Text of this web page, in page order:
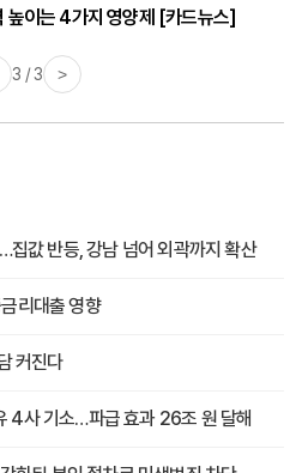
높이는 4가지 영양제 [카드뉴스]
3 / 3 >
값 반등, 강남 넘어 외곽까지 확산
리대출 영향
커진다
4사 기소…파급 효과 26조 원 달해